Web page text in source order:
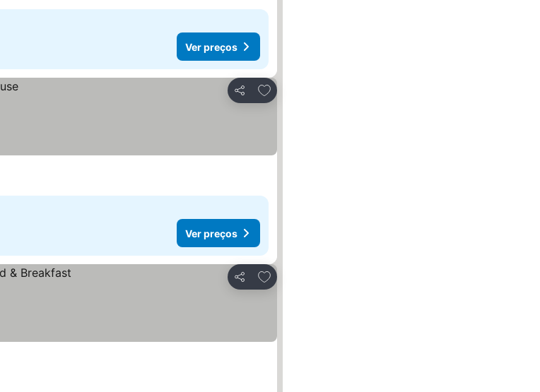
Ver preços
Partilhar
Adicionar aos favoritos
Ver preços
Partilhar
Adicionar aos favoritos